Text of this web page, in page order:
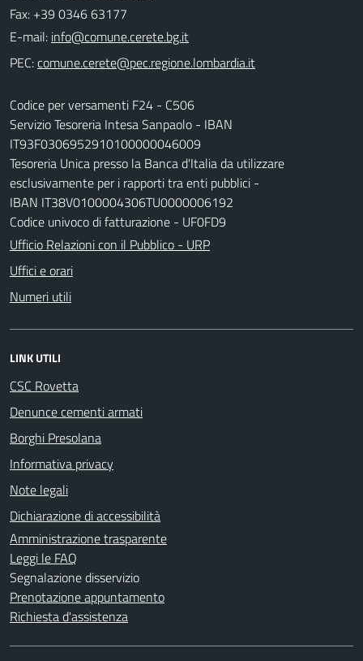
Fax: +39 0346 63177
E-mail:
PEC:
Codice per versamenti F24 - C506
Servizio Tesoreria Intesa Sanpaolo - IBAN
IT93F0306952910100000046009
Tesoreria Unica presso la Banca d'Italia da utilizzare
esclusivamente per i rapporti tra enti pubblici -
IBAN IT38V0100004306TU0000006192
Codice univoco di fatturazione - UF0FD9
Ufficio Relazioni con il Pubblico - URP
Uffici e orari
Numeri utili
LINK UTILI
CSC Rovetta
Denunce cementi armati
Borghi Presolana
Informativa privacy
Note legali
Dichiarazione di accessibilità
Amministrazione trasparente
Leggi le FAQ
Segnalazione disservizio
Prenotazione appuntamento
Richiesta d'assistenza